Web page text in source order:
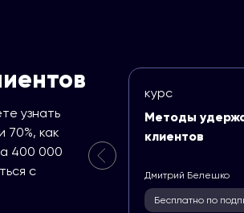
курс
Методы
клиентов
Бесплатно по
Дмитрий Белешко
узнать
70%, как
400 000
с